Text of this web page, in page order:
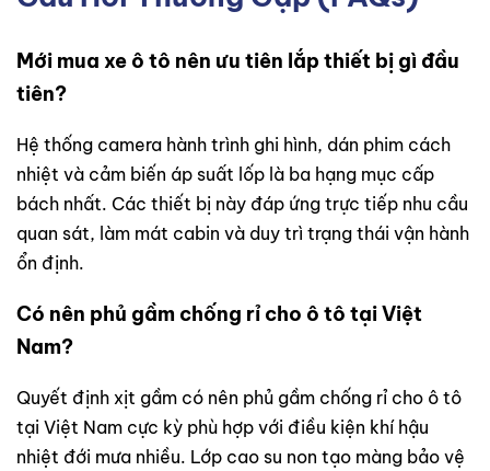
Mới mua xe ô tô nên ưu tiên lắp thiết bị gì đầu
tiên?
Hệ thống camera hành trình ghi hình, dán phim cách
nhiệt và cảm biến áp suất lốp là ba hạng mục cấp
bách nhất. Các thiết bị này đáp ứng trực tiếp nhu cầu
quan sát, làm mát cabin và duy trì trạng thái vận hành
ổn định.
Có nên phủ gầm chống rỉ cho ô tô tại Việt
Nam?
Quyết định xịt gầm có nên phủ gầm chống rỉ cho ô tô
tại Việt Nam cực kỳ phù hợp với điều kiện khí hậu
nhiệt đới mưa nhiều. Lớp cao su non tạo màng bảo vệ